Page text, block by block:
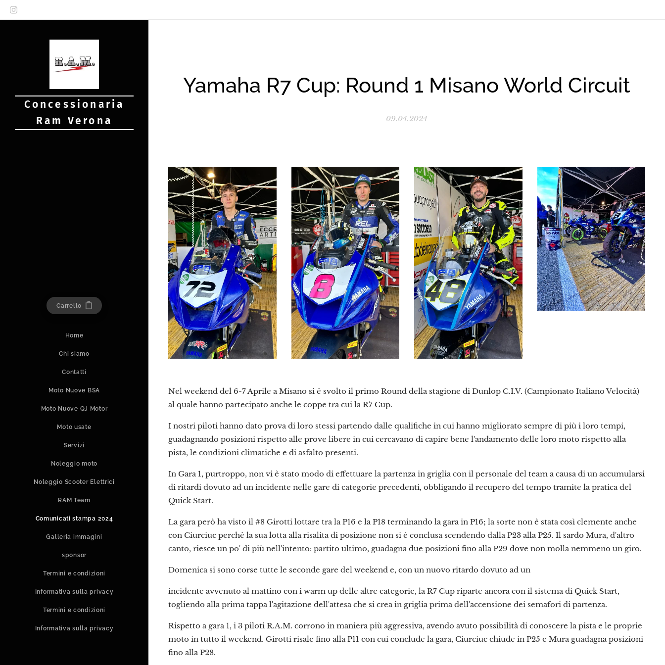
Concessionaria
Ram Verona
Carrello
Home
Chi siamo
Contatti
Moto Nuove BSA
Moto Nuove QJ Motor
Moto usate
Servizi
Noleggio moto
Noleggio Scooter Elettrici
RAM Team
Comunicati stampa 2024
Galleria immagini
sponsor
Termini e condizioni
Informativa sulla privacy
Termini e condizioni
Informativa sulla privacy
Yamaha R7 Cup: Round 1 Misano World Circuit
09.04.2024
Nel weekend del 6-7 Aprile a Misano si è svolto il primo Round della stagione di Dunlop C.I.V. (Campionato Italiano Velocità)
al quale hanno partecipato anche le coppe tra cui la R7 Cup.
I nostri piloti hanno dato prova di loro stessi partendo dalle qualifiche in cui hanno migliorato sempre di più i loro tempi,
guadagnando posizioni rispetto alle prove libere in cui cercavano di capire bene l'andamento delle loro moto rispetto alla
pista, le condizioni climatiche e di asfalto presenti.
In Gara 1, purtroppo, non vi è stato modo di effettuare la partenza in griglia con il personale del team a causa di un accumularsi
di ritardi dovuto ad un incidente nelle gare di categorie precedenti, obbligando il recupero del tempo tramite la pratica del
Quick Start.
La gara però ha visto il #8 Girotti lottare tra la P16 e la P18 terminando la gara in P16; la sorte non è stata così clemente anche
con Ciurciuc perchè la sua lotta alla risalita di posizione non si è conclusa scendendo dalla P23 alla P25. Il sardo Mura, d'altro
canto, riesce un po' di più nell'intento: partito ultimo, guadagna due posizioni fino alla P29 dove non molla nemmeno un giro.
Domenica si sono corse tutte le seconde gare del weekend e, con un nuovo ritardo dovuto ad un
incidente avvenuto al mattino con i warm up delle altre categorie, la R7 Cup riparte ancora con il sistema di Quick Start,
togliendo alla prima tappa l'agitazione dell'attesa che si crea in griglia prima dell'accensione dei semafori di partenza.
Rispetto a gara 1, i 3 piloti R.A.M. corrono in maniera più aggressiva, avendo avuto possibilità di conoscere la pista e le proprie
moto in tutto il weekend. Girotti risale fino alla P11 con cui conclude la gara, Ciurciuc chiude in P25 e Mura guadagna posizioni
fino alla P28.